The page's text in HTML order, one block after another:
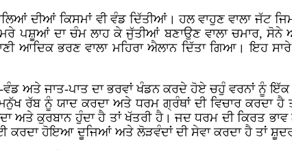
ਦੀਆਂ ਕਿਸਮਾਂ ਵੀ ਵੰਡ ਦਿੱਤੀਆਂ। ਹਲ ਵਾਹੁਣ ਵਾਲਾ ਜੱਟ
ਪਸ਼ੂਆਂ ਦਾ ਚੰਮ ਲਾਹ ਕੇ ਜੁੱਤੀਆਂ ਬਣਾਉਣ ਵਾਲਾ ਚਮਾਰ, ਸੋਨੇ
ਆਦਿਕ ਭਰਣ ਵਾਲਾ ਮਹਿਰਾ ਐਲਾਨ ਦਿੱਤਾ ਗਿਆ। ਇਹ
ਅਤੇ ਜਾਤ-ਪਾਤ ਦਾ ਭਰਵਾਂ ਖੰਡਨ ਕਰਦੇ ਹੋਏ ਚਹੁੰ ਵਰਨਾਂ ਨੂੰ ਇੱਕ
ਰੱਬ ਨੂੰ ਯਾਦ ਕਰਦਾ ਅਤੇ ਧਰਮ ਗ੍ਰੰਥਾਂ ਦੀ ਵਿਚਾਰ
ਅਤੇ ਕੁਰਬਾਨ ਹੁੰਦਾ ਹੈ ਤਾਂ ਖੱਤਰੀ ਹੈ। ਜਦ ਧਰਮ ਦੀ ਕਿਰਤ
ਕਰਦਾ ਹੋਇਆ ਦੂਜਿਆਂ ਅਤੇ ਲੋੜਵੰਦਾਂ ਦੀ ਸੇਵਾ ਕਰਦਾ ਹੈ ਤਾਂ